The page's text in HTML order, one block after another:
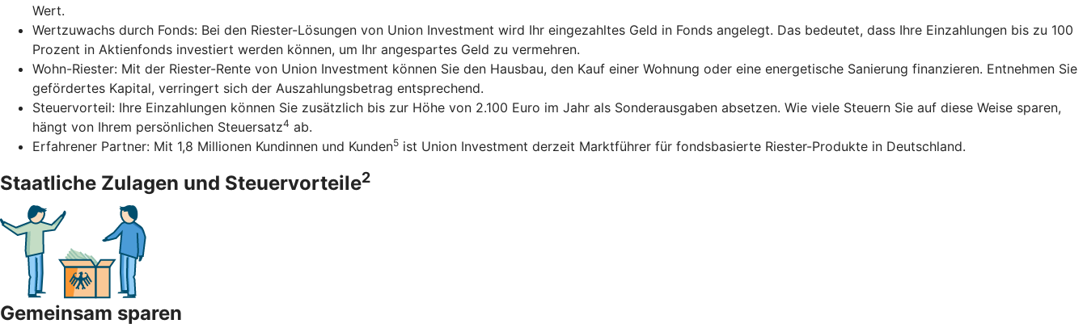
Wert.
Wertzuwachs durch Fonds: Bei den Riester-Lösungen von Union Investment wird Ihr eingezahltes Geld in Fonds angelegt. Das bedeutet, dass Ihre Einzahlungen bis zu 100
Prozent in Aktienfonds investiert werden können, um Ihr angespartes Geld zu vermehren.
Wohn-Riester: Mit der Riester-Rente von Union Investment können Sie den Hausbau, den Kauf einer Wohnung oder eine energetische Sanierung finanzieren. Entnehmen Sie
gefördertes Kapital, verringert sich der Auszahlungsbetrag entsprechend.
Steuervorteil: Ihre Einzahlungen können Sie zusätzlich bis zur Höhe von 2.100 Euro im Jahr als Sonderausgaben absetzen. Wie viele Steuern Sie auf diese Weise sparen,
hängt von Ihrem persönlichen Steuersatz4 ab.
Erfahrener Partner: Mit 1,8 Millionen Kundinnen und Kunden5 ist Union Investment derzeit Marktführer für fondsbasierte Riester-Produkte in Deutschland.
Staatliche Zulagen und Steuervorteile2
Gemeinsam sparen